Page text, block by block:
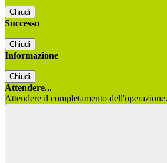
Chiudi
Successo
Chiudi
Informazione
Chiudi
Attendere...
Attendere il completamento